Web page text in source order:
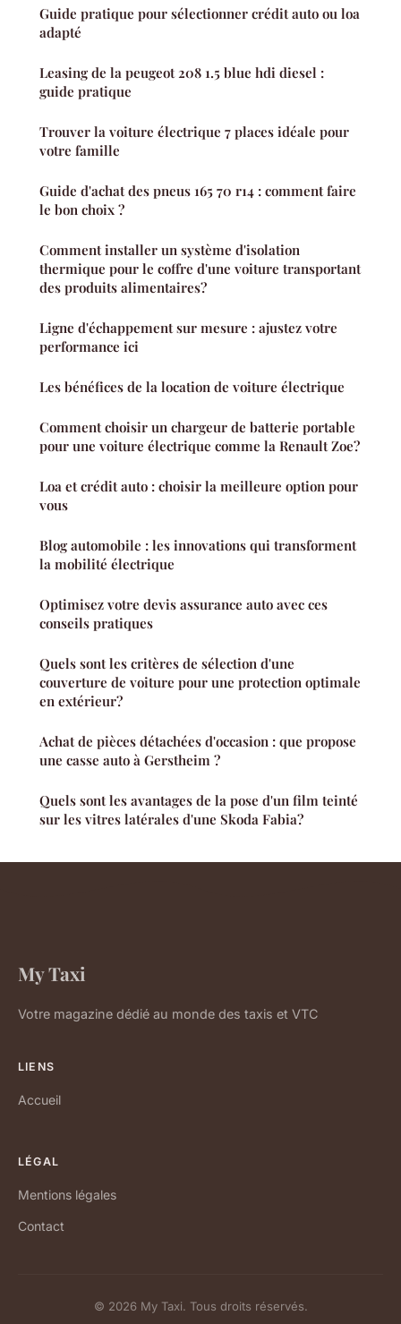
Guide pratique pour sélectionner crédit auto ou loa
adapté
Leasing de la peugeot 208 1.5 blue hdi diesel :
guide pratique
Trouver la voiture électrique 7 places idéale pour
votre famille
Guide d'achat des pneus 165 70 r14 : comment faire
le bon choix ?
Comment installer un système d'isolation
thermique pour le coffre d'une voiture transportant
des produits alimentaires?
Ligne d'échappement sur mesure : ajustez votre
performance ici
Les bénéfices de la location de voiture électrique
Comment choisir un chargeur de batterie portable
pour une voiture électrique comme la Renault Zoe?
Loa et crédit auto : choisir la meilleure option pour
vous
Blog automobile : les innovations qui transforment
la mobilité électrique
Optimisez votre devis assurance auto avec ces
conseils pratiques
Quels sont les critères de sélection d'une
couverture de voiture pour une protection optimale
en extérieur?
Achat de pièces détachées d'occasion : que propose
une casse auto à Gerstheim ?
Quels sont les avantages de la pose d'un film teinté
sur les vitres latérales d'une Skoda Fabia?
My Taxi
Votre magazine dédié au monde des taxis et VTC
LIENS
Accueil
LÉGAL
Mentions légales
Contact
© 2026 My Taxi. Tous droits réservés.